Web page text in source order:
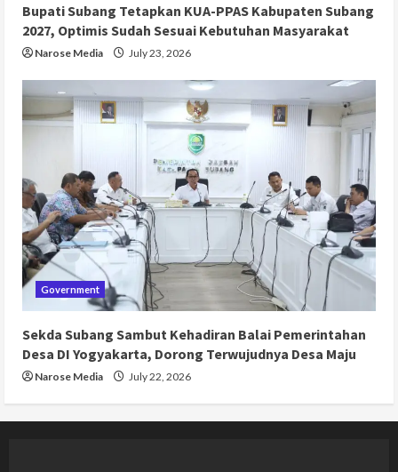
Bupati Subang Tetapkan KUA-PPAS Kabupaten Subang
2027, Optimis Sudah Sesuai Kebutuhan Masyarakat
Narose Media July 23, 2026
Government
Sekda Subang Sambut Kehadiran Balai Pemerintahan
Desa DI Yogyakarta, Dorong Terwujudnya Desa Maju
Narose Media July 22, 2026